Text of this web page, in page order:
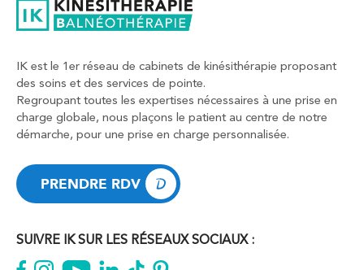
IK est le 1er réseau de cabinets de kinésithérapie proposant
des soins et des services de pointe.
Regroupant toutes les expertises nécessaires à une prise en
charge globale, nous plaçons le patient au centre de notre
démarche, pour une prise en charge personnalisée.
PRENDRE RDV
SUIVRE IK SUR LES RÉSEAUX SOCIAUX :